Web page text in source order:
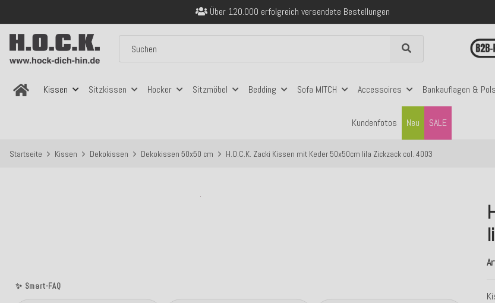
Sicher bezahlen mit Klarna, PayPal & Amazon Pay
Kostenloser Versand innerhalb Deutschlands ab 99€ Bestellwert
Kissen Sitzkissen Hocker Sitzmöbel Bedding Sofa MITCH Accessoires Bankauflagen &
Kundenfotos SALE
Neu
Startseite Kissen Dekokissen Dekokissen 50x50 cm H.O.C.K. Zacki Kissen mit Keder 50x50cm lila Zickzack col. 4003
✨ Smart-FAQ